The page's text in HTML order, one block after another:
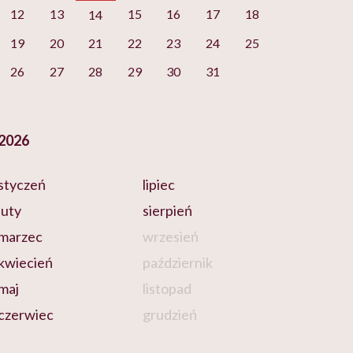
12
13 14 15 16 17
18
19
20 21 22 23 24
25
26
27 28 29 30 31
lipiec
sierpień
wrzesień
październik
listopad
grudzień